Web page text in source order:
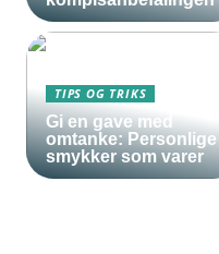
TIPS OG TRIKS
Gi en gave med
omtanke: Personlige
smykker som varer